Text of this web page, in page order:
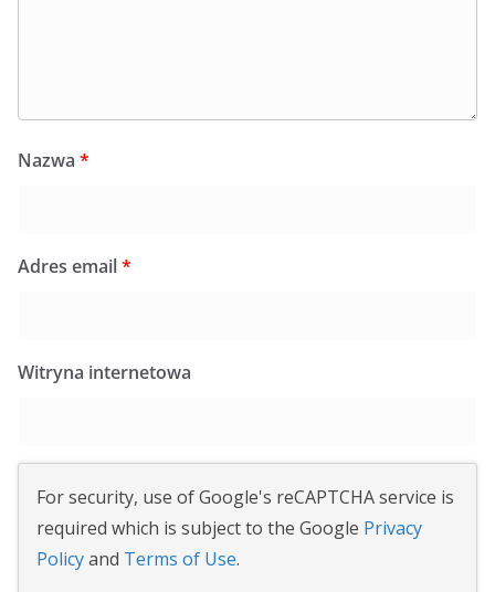
Nazwa *
Adres email*
Witryna internetowa
For security, use of Google's reCAPTCHA service is
required which is subject to the Google Privacy
Policyand Terms of Use.